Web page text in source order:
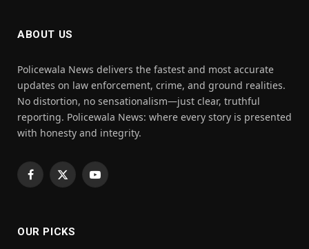
ABOUT US
Policewala News delivers the fastest and most accurate
updates on law enforcement, crime, and ground realities.
No distortion, no sensationalism—just clear, truthful
reporting. Policewala News: where every story is presented
with honesty and integrity.
Facebook
X
YouTube
OUR PICKS